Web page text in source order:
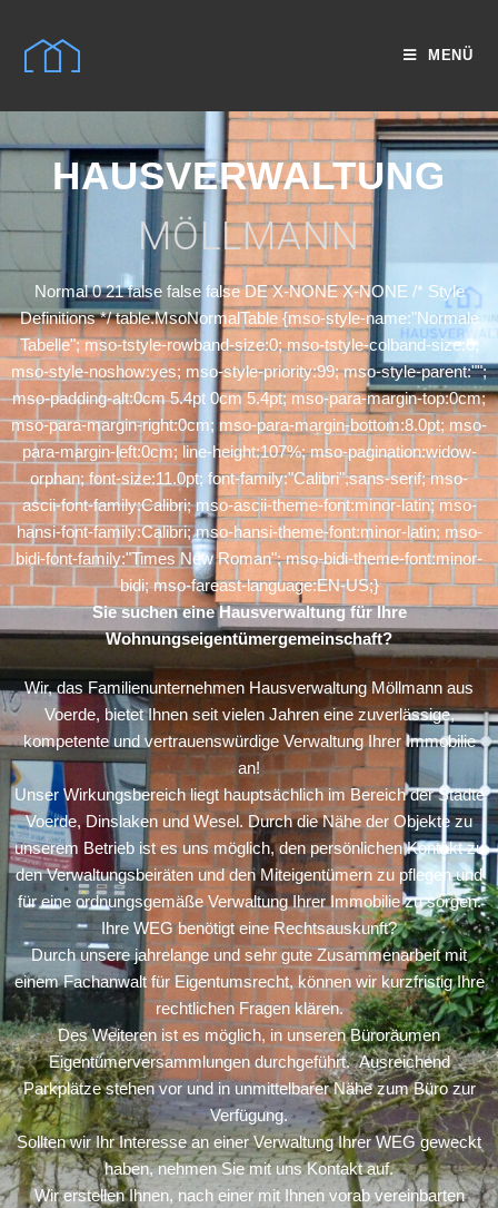
MENÜ
HAUSVERWALTUNG
MÖLLMANN
Normal 0 21 false false false DE X-NONE X-NONE /* Style
Definitions */ table.MsoNormalTable {mso-style-name:"Normale
Tabelle"; mso-tstyle-rowband-size:0; mso-tstyle-colband-size:0;
mso-style-noshow:yes; mso-style-priority:99; mso-style-parent:"";
mso-padding-alt:0cm 5.4pt 0cm 5.4pt; mso-para-margin-top:0cm;
mso-para-margin-right:0cm; mso-para-margin-bottom:8.0pt; mso-
para-margin-left:0cm; line-height:107%; mso-pagination:widow-
orphan; font-size:11.0pt; font-family:"Calibri",sans-serif; mso-
ascii-font-family:Calibri; mso-ascii-theme-font:minor-latin; mso-
hansi-font-family:Calibri; mso-hansi-theme-font:minor-latin; mso-
bidi-font-family:"Times New Roman"; mso-bidi-theme-font:minor-
bidi; mso-fareast-language:EN-US;}
Sie suchen eine Hausverwaltung für Ihre
Wohnungseigentümergemeinschaft?
Wir, das Familienunternehmen Hausverwaltung Möllmann aus
Voerde, bietet Ihnen seit vielen Jahren eine zuverlässige,
kompetente und vertrauenswürdige Verwaltung Ihrer Immobilie
an!
Unser Wirkungsbereich liegt hauptsächlich im Bereich der Städte
Voerde, Dinslaken und Wesel. Durch die Nähe der Objekte zu
unserem Betrieb ist es uns möglich, den persönlichen Kontakt zu
den Verwaltungsbeiräten und den Miteigentümern zu pflegen und
für eine ordnungsgemäße Verwaltung Ihrer Immobilie zu sorgen.
Ihre WEG benötigt eine Rechtsauskunft?
Durch unsere jahrelange und sehr gute Zusammenarbeit mit
einem Fachanwalt für Eigentumsrecht, können wir kurzfristig Ihre
rechtlichen Fragen klären.
Des Weiteren ist es möglich, in unseren Büroräumen
Eigentümerversammlungen durchgeführt. Ausreichend
Parkplätze stehen vor und in unmittelbarer Nähe zum Büro zur
Verfügung.
Sollten wir Ihr Interesse an einer Verwaltung Ihrer WEG geweckt
haben, nehmen Sie mit uns Kontakt auf.
Wir erstellen Ihnen, nach einer mit Ihnen vorab vereinbarten